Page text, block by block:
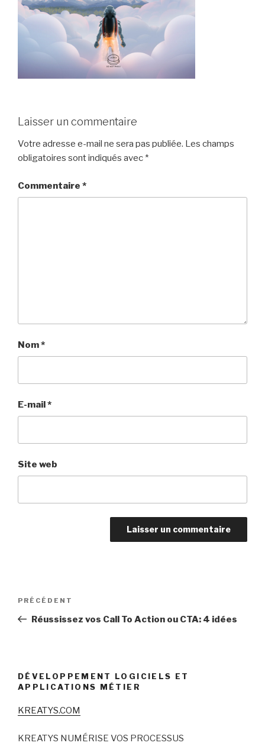
Laisser un commentaire
Votre adresse e-mail ne sera pas publiée. Les champs
obligatoires sont indiqués avec *
Commentaire *
Nom*
E-mail*
Site web
Navigation
l’article
Article
précédent
PRÉCÉDENT
Réussissez vos Call To Action ou CTA: 4 idées
DÉVELOPPEMENT LOGICIELS ET
APPLICATIONS MÉTIER
KREATYS.COM
KREATYS NUMÉRISE VOS PROCESSUS